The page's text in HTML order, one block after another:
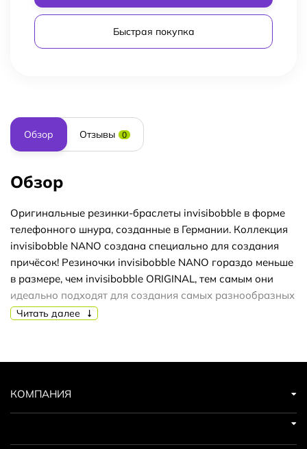
Быстрая покупка
Обзор Отзывы 0
Обзор
Оригинальные резинки-браслеты invisibobble в форме
телефонного шнура, созданные в Германии. Коллекция
invisibobble NANO создана специально для создания
причёсок! Резиночки invisibobble NANO гораздо меньше
в размере, чем invisibobble ORIGINAL, тем самым они
идеально подходят для создания самых разнообразных
причёсок, а также для детских волос. Резинки подходят
благодаря неравномерному распределению давления
аллергию при контакте с кожей, поскольку изготовлены
из искусственной смолы.
Читать далее
КОМПАНИЯ